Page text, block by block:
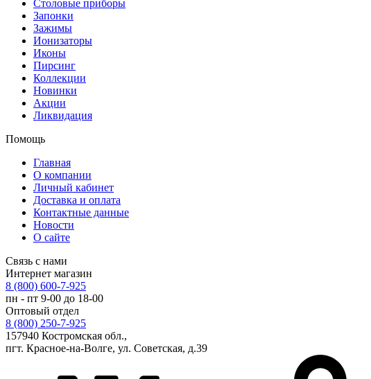
Столовые приборы
Запонки
Зажимы
Ионизаторы
Иконы
Пирсинг
Коллекции
Новинки
Акции
Ликвидация
Помощь
Главная
О компании
Личный кабинет
Доставка и оплата
Контактные данные
Новости
О сайте
Связь с нами
Интернет магазин
8 (800) 600-7-925
пн - пт 9-00 до 18-00
Оптовый отдел
8 (800) 250-7-925
157940 Костромская обл.,
пгт. Красное-на-Волге, ул. Советская, д.39